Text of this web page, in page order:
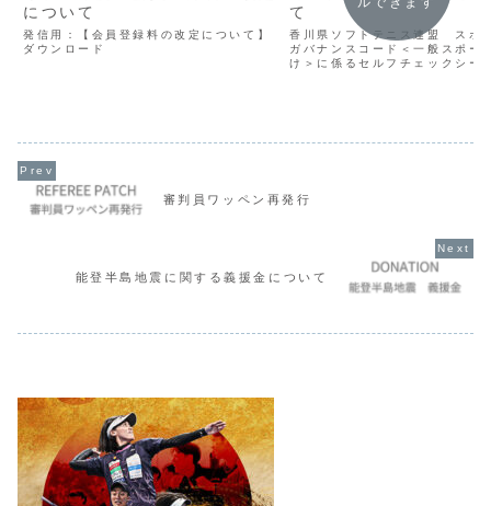
について
発信用：【会員登録料の改定について】
ダウンロード
て
香川県ソフトテニス連盟 スポ
ガバナンスコード＜一般スポー
け＞に係るセルフチェックシー
審判員ワッペン再発行
能登半島地震に関する義援金について